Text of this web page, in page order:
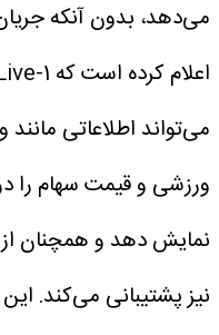
می‌دهد، بدون آنکه
می‌تواند اطلاعاتی
ورزشی و قیمت سهام را
نمایش دهد و همچنان از
نیز پشتیبانی می‌کند.